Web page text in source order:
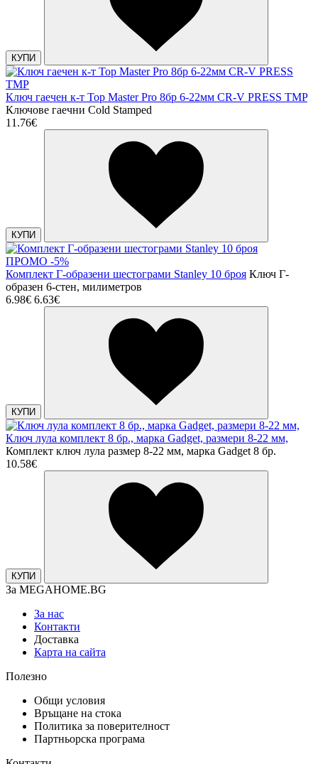
КУПИ
Ключ гаечен к-т Top Master Pro 8бр 6-22мм CR-V PRESS TMP
Ключове гаечни Cold Stamped
11.76€
КУПИ
ПРОМО -5%
Комплект Г-образени шестограми Stanley 10 броя Ключ Г-
образен 6-стен, милиметров
6.98€ 6.63€
КУПИ
Ключ лула комплект 8 бр., марка Gadget, размери 8-22 мм,
Комплект ключ лула размер 8-22 мм, марка Gadget 8 бр.
10.58€
КУПИ
За MEGAHOME.BG
За нас
Контакти
Доставка
Карта на сайта
Полезно
Общи условия
Връщане на стока
Политика за поверителност
Партньорска програма